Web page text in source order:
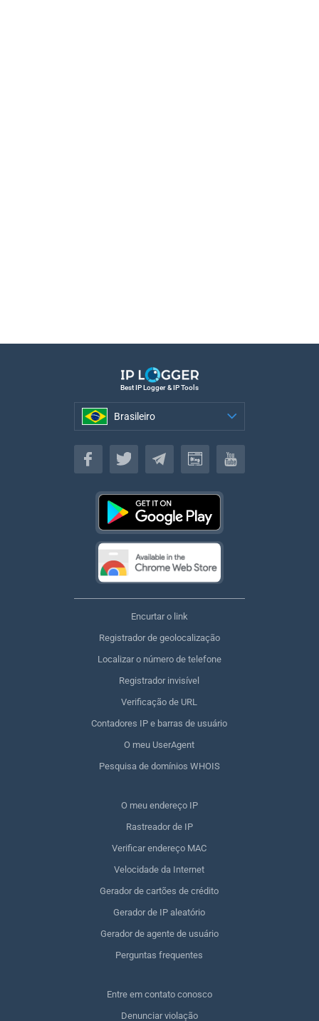
Best IP Logger & IP Tools
Brasileiro
Brasileiro
Encurtar o link
Registrador de geolocalização
Localizar o número de telefone
Registrador invisível
Verificação de URL
Contadores IP e barras de usuário
O meu UserAgent
Pesquisa de domínios WHOIS
O meu endereço IP
Rastreador de IP
Verificar endereço MAC
Velocidade da Internet
Gerador de cartões de crédito
Gerador de IP aleatório
Gerador de agente de usuário
Perguntas frequentes
Entre em contato conosco
Denunciar violação